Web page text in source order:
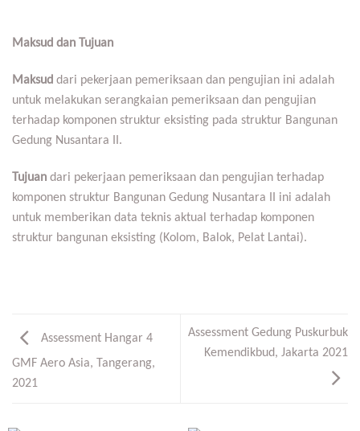
Maksud dan Tujuan
Maksud dari pekerjaan pemeriksaan dan pengujian ini adalah
untuk melakukan serangkaian pemeriksaan dan pengujian
terhadap komponen struktur eksisting pada struktur Bangunan
Gedung Nusantara II.
Tujuan dari pekerjaan pemeriksaan dan pengujian terhadap
komponen struktur Bangunan Gedung Nusantara II ini adalah
untuk memberikan data teknis aktual terhadap komponen
struktur bangunan eksisting (Kolom, Balok, Pelat Lantai).
Assessment Hangar 4
GMF Aero Asia, Tangerang,
2021
Assessment Gedung Puskurbuk
Kemendikbud, Jakarta 2021